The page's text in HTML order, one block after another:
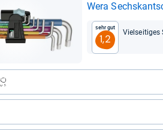
Wera
Sehr gut
1,2
Viel­sei­ti­ges